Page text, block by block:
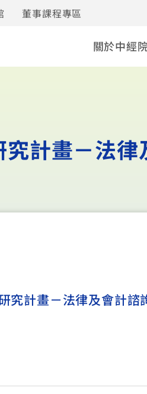
董事課程專區
關於中經
計畫－法
究計畫－法律及會計諮